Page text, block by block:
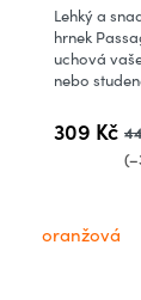
309 Kč
Lehký a
hrnek
uchová
nebo
oranžová